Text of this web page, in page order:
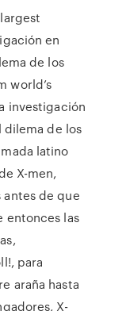
en
de los
world’s
investigación
dilema de los
latino
X-men,
antes de que
entonces las
para
araña hasta
X-